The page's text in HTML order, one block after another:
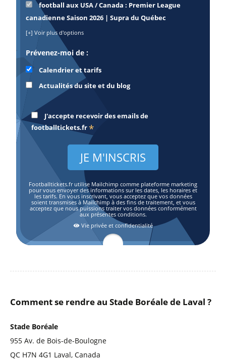
football aux USA / Canada : Premier League
canadienne Saison 2026 | Supra du Québec
[+] Voir plus d'options
Prévenez-moi de :
Calendrier et tarifs
Actualités du site et du blog
J'accepte recevoir des emails de
footballtickets.fr *
Footballtickets.fr utilise Mailchimp comme plateforme marketing
pour vous envoyer des informations sur les dates, les horaires et
les tarifs. En vous inscrivant, vous acceptez que vos données
soient transmises à Mailchimp à des fins de traitement, et vous
acceptez que nous puissions traiter vos données conformément
aux présentes conditions.
Vie privée et confidentialité
Comment se rendre au Stade Boréale de Laval ?
Stade Boréale
955 Av. de Bois-de-Boulogne
QC H7N 4G1 Laval, Canada